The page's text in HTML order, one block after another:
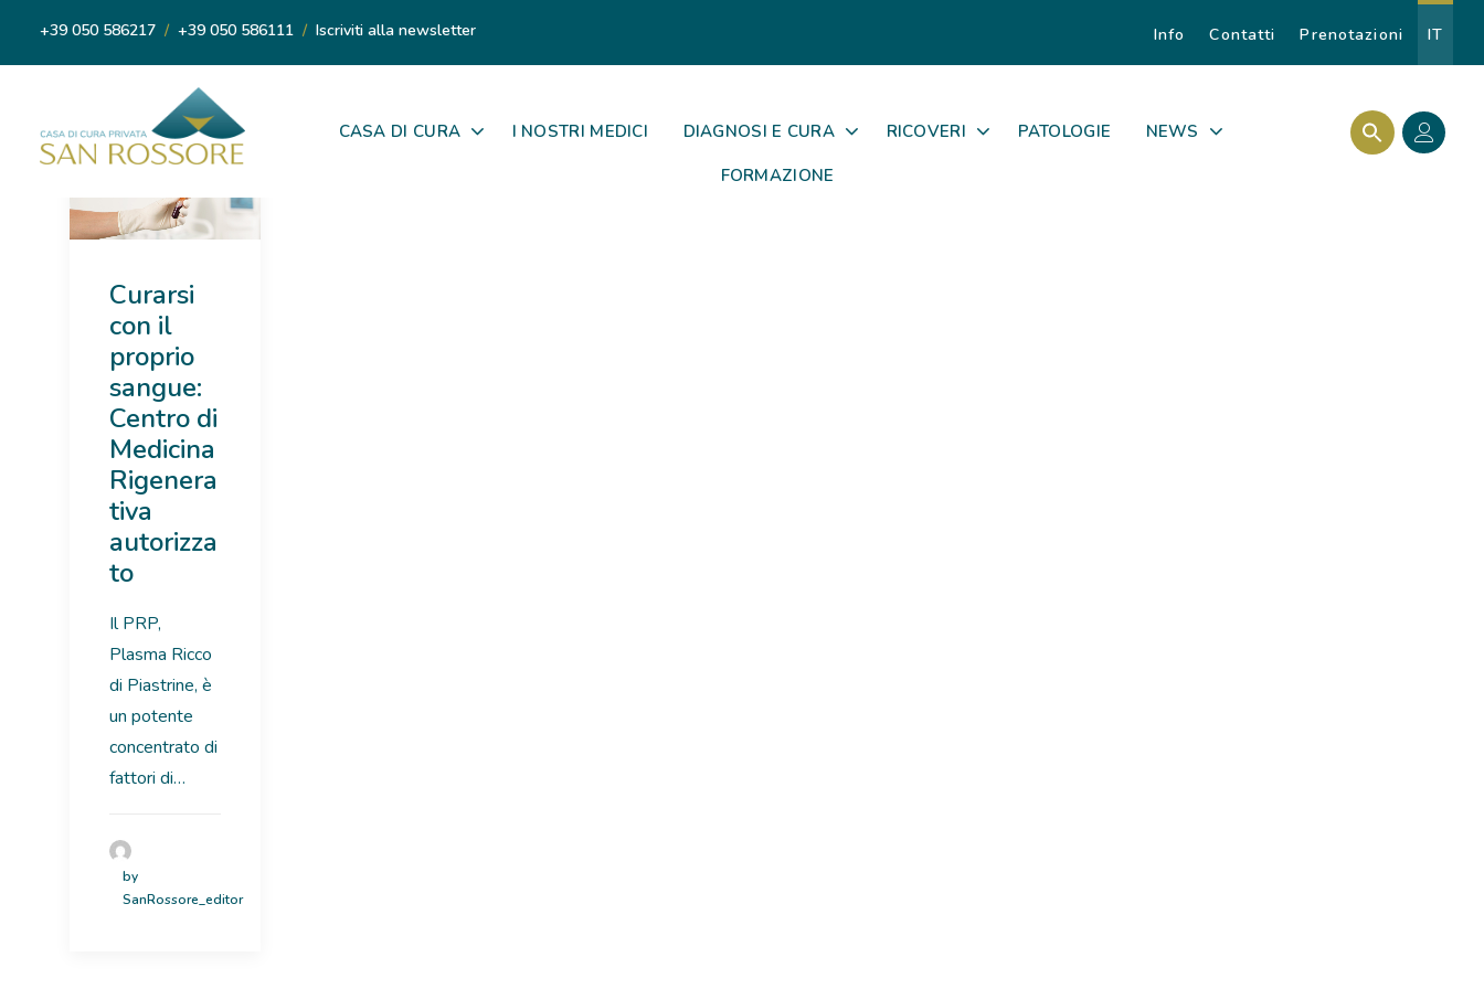
+39 050 586217 / +39 050 586111 / Iscriviti alla newsletter Info Contatti Prenotazioni IT
CASA DI CURA I NOSTRI MEDICI DIAGNOSI E CURA RICOVERI PATOLOGIE
NEWS
FORMAZIONE
Search for:
Search
Curarsi
con il
proprio
sangue:
Centro di
Medicina
Rigenera
tiva
autorizza
to
Il PRP,
Plasma Ricco
di Piastrine, è
un potente
concentrato di
fattori di…
by
SanRossore_editor